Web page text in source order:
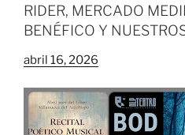
RIDER, MERCADO
BENÉFICO Y
abril 16, 2026